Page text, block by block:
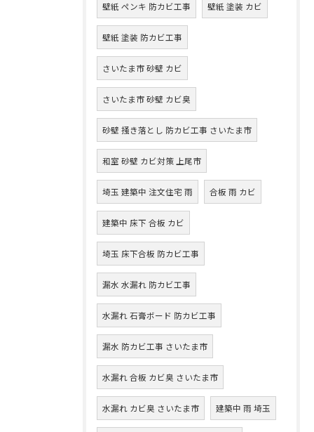
壁紙 ペンキ 防カビ工事 壁紙 塗装 カビ
壁紙 塗装 防カビ工事
さいたま市 砂壁 カビ
さいたま市 砂壁 カビ臭
砂壁 掻き落とし 防カビ工事 さいたま市
和室 砂壁 カビ対策 上尾市
埼玉 建築中 注文住宅 雨 合板 雨 カビ
建築中 床下 合板 カビ
埼玉 床下合板 防カビ工事
漏水 水漏れ 防カビ工事
水漏れ 石膏ボード 防カビ工事
漏水 防カビ工事 さいたま市
水漏れ 合板 カビ臭 さいたま市
水漏れ カビ臭 さいたま市 建築中 雨 埼玉